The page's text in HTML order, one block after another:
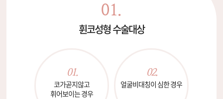
01.
휜코성형 수술대상
01.
코가곧지않고
휘어보이는 경우
02.
얼굴비대칭이 심한 경우